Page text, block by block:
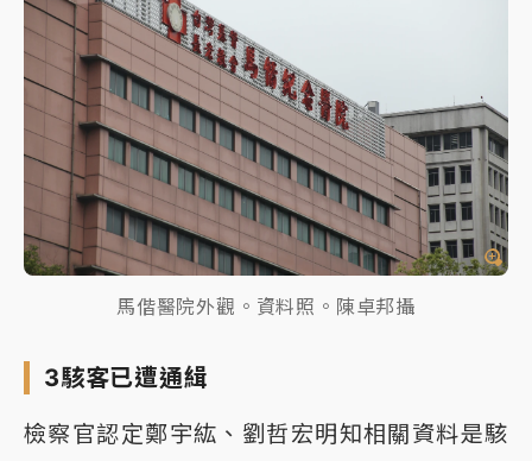
馬偕醫院外觀。資料照。陳卓邦攝
3駭客已遭通緝
檢察官認定鄭宇紘、劉哲宏明知相關資料是駭